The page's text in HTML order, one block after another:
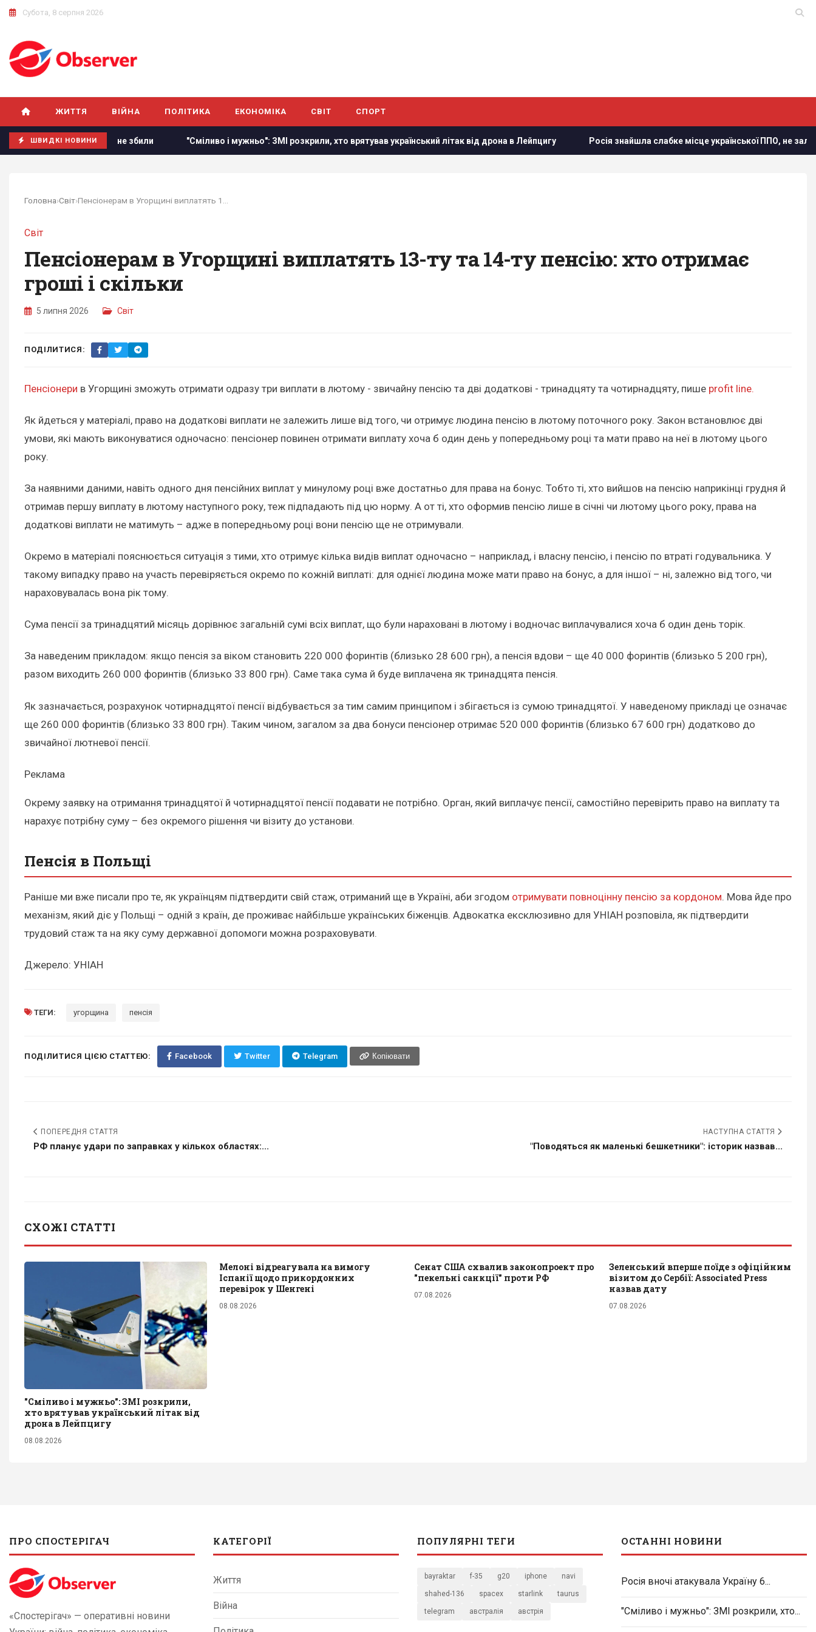
Субота, 8 серпня 2026
ЖИТТЯ ВІЙНА ПОЛІТИКА ЕКОНОМІКА СВІТ СПОРТ
ШВИДКІ НОВИНИ
жодну з них не збили "Сміливо і мужньо": ЗМІ розкрили, хто врятував український літак від дрона в Лейпцигу Росія знайшла слабке місце української ППО, не залишаючи
Головна›Світ›
Світ
Пенсіонерам в Угорщині виплатять 13-ту та 14-ту пенсію: хто отримає
гроші і скільки
5 липня 2026 Світ
ПОДІЛИТИСЯ:
Пенсіонери в Угорщині зможуть отримати одразу три виплати в лютому - звичайну пенсію та дві додаткові - тринадцяту та чотирнадцяту, пише profit line.
Як йдеться у матеріалі, право на додаткові виплати не залежить лише від того, чи отримує людина пенсію в лютому поточного року. Закон встановлює дві
умови, які мають виконуватися одночасно: пенсіонер повинен отримати виплату хоча б один день у попередньому році та мати право на неї в лютому цього
року.
За наявними даними, навіть одного дня пенсійних виплат у минулому році вже достатньо для права на бонус. Тобто ті, хто вийшов на пенсію наприкінці грудня й
отримав першу виплату в лютому наступного року, теж підпадають під цю норму. А от ті, хто оформив пенсію лише в січні чи лютому цього року, права на
додаткові виплати не матимуть – адже в попередньому році вони пенсію ще не отримували.
Окремо в матеріалі пояснюється ситуація з тими, хто отримує кілька видів виплат одночасно – наприклад, і власну пенсію, і пенсію по втраті годувальника. У
такому випадку право на участь перевіряється окремо по кожній виплаті: для однієї людина може мати право на бонус, а для іншої – ні, залежно від того, чи
нараховувалась вона рік тому.
Сума пенсії за тринадцятий місяць дорівнює загальній сумі всіх виплат, що були нараховані в лютому і водночас виплачувалися хоча б один день торік.
За наведеним прикладом: якщо пенсія за віком становить 220 000 форинтів (близько 28 600 грн), а пенсія вдови – ще 40 000 форинтів (близько 5 200 грн),
разом виходить 260 000 форинтів (близько 33 800 грн). Саме така сума й буде виплачена як тринадцята пенсія.
Як зазначається, розрахунок чотирнадцятої пенсії відбувається за тим самим принципом і збігається із сумою тринадцятої. У наведеному прикладі це означає
ще 260 000 форинтів (близько 33 800 грн). Таким чином, загалом за два бонуси пенсіонер отримає 520 000 форинтів (близько 67 600 грн) додатково до
звичайної лютневої пенсії.
Реклама
Окрему заявку на отримання тринадцятої й чотирнадцятої пенсії подавати не потрібно. Орган, який виплачує пенсії, самостійно перевірить право на виплату та
нарахує потрібну суму – без окремого рішення чи візиту до установи.
Пенсія в Польщі
Раніше ми вже писали про те, як українцям підтвердити свій стаж, отриманий ще в Україні, аби згодом отримувати повноцінну пенсію за кордоном. Мова йде про
механізм, який діє у Польщі – одній з країн, де проживає найбільше українських біженців. Адвокатка ексклюзивно для УНІАН розповіла, як підтвердити
трудовий стаж та на яку суму державної допомоги можна розраховувати.
Джерело: УНІАН
ТЕГИ: угорщина пенсія
ПОДІЛИТИСЯ ЦІЄЮ СТАТТЕЮ: Facebook Twitter Telegram Копіювати
ПОПЕРЕДНЯ СТАТТЯ
РФ планує удари по заправках у кількох областях:...
НАСТУПНА СТАТТЯ
"Поводяться як маленькі бешкетники": історик назвав...
СХОЖІ СТАТТІ
"Сміливо і мужньо": ЗМІ розкрили,
хто врятував український літак від
дрона в Лейпцигу
08.08.2026
Мелоні відреагувала на вимогу
Іспанії щодо прикордонних
перевірок у Шенгені
08.08.2026
Сенат США схвалив законопроект про
"пекельні санкції" проти РФ
07.08.2026
Зеленський вперше поїде з офіційним
візитом до Сербії: Associated Press
назвав дату
07.08.2026
ПРО СПОСТЕРІГАЧ
«Спостерігач» — оперативні новини
КАТЕГОРІЇ
Життя
Війна
ПОПУЛЯРНІ ТЕГИ
bayraktar f-35 g20 iphone navi
shahed-136 spacex starlink taurus
telegram австралія австрія
ОСТАННІ НОВИНИ
Росія вночі атакувала Україну 6...
"Сміливо і мужньо": ЗМІ розкрили, хто...